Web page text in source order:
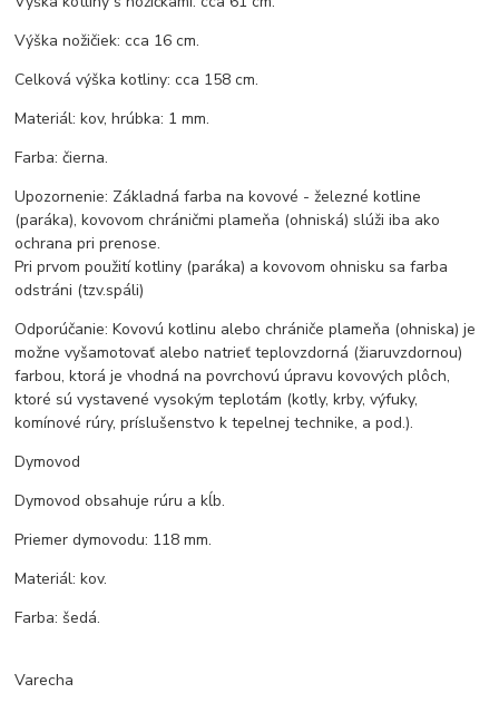
Výška nožičiek: cca 16 cm.
Celková výška kotliny: cca 158 cm.
Materiál: kov, hrúbka: 1 mm.
Farba: čierna.
Upozornenie: Základná farba na kovové - železné kotline
(paráka), kovovom chráničmi plameňa (ohniská) slúži iba ako
ochrana pri prenose.
Pri prvom použití kotliny (paráka) a kovovom ohnisku sa farba
odstráni (tzv.spáli)
Odporúčanie: Kovovú kotlinu alebo chrániče plameňa (ohniska) je
možne vyšamotovať alebo natrieť teplovzdorná (žiaruvzdornou)
farbou, ktorá je vhodná na povrchovú úpravu kovových plôch,
ktoré sú vystavené vysokým teplotám (kotly, krby, výfuky,
komínové rúry, príslušenstvo k tepelnej technike, a pod.).
Dymovod
Dymovod obsahuje rúru a kĺb.
Priemer dymovodu: 118 mm.
Materiál: kov.
Farba: šedá.
Varecha